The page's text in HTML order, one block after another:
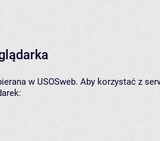
w USOSweb. Aby korzystać z